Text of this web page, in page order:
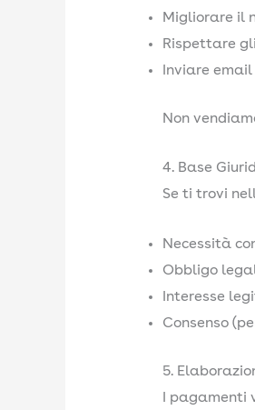
Migliorare il
Rispettare
Inviare
Non
4. Base
Se ti trovi
Necessità
Obbligo
Interesse
Consenso
5.
I